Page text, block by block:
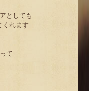
としても
くれます
て